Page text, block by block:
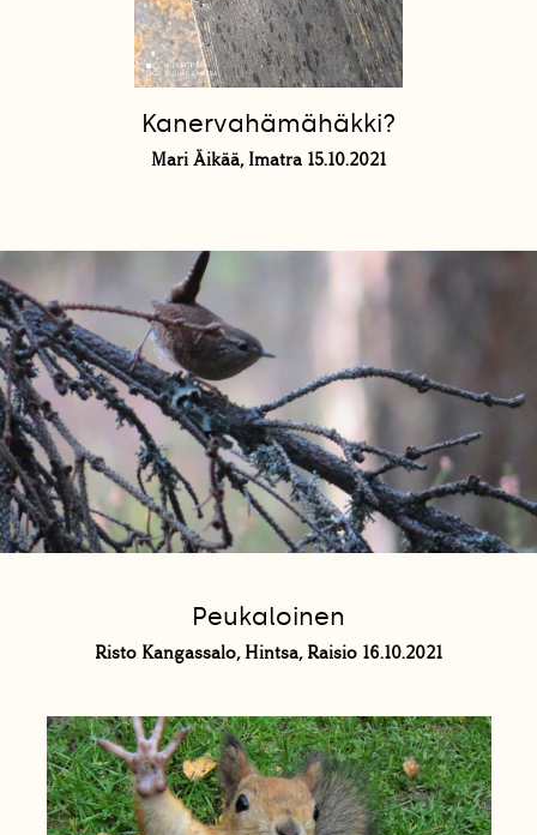
Kanervahämähäkki?
Mari Äikää, Imatra 15.10.2021
Peukaloinen
Risto Kangassalo, Hintsa, Raisio 16.10.2021